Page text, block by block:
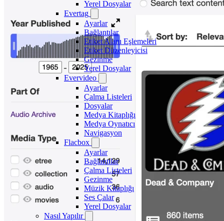
Yerel Dosyalar
Evertag
Ayarlar
Bağlantılar
Etiket Alanı Eşlemeleri
Etiket Düzenleyicisi
Gezinme
Yerel Dosyalar
Evervideo
Ayarlar
Çalma Listeleri
Dosyalar
Medya Kitaplığı
Medya Oynatıcı
Navigasyon
Flacbox
Ayarlar
Bağlantılar
Çalma Listeleri
Gezinme
Müzik Kitaplığı
Ses Çalar
Yerel Dosyalar
Nasıl Yapılır